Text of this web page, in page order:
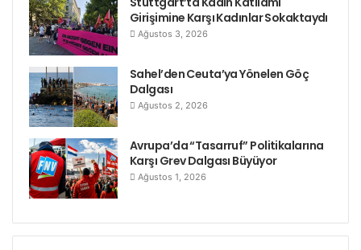
Girişimine Karşı Kadınlar Sokaktaydı
Ağustos 3, 2026
Sahel’den Ceuta’ya Yönelen Göç
Dalgası
Ağustos 2, 2026
Avrupa’da “Tasarruf” Politikalarına
Karşı Grev Dalgası Büyüyor
Ağustos 1, 2026